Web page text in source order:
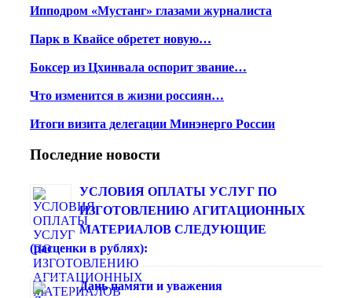
Ипподром «Мустанг» глазами журналиста
Парк в Квайсе обретет новую…
Боксер из Цхинвала оспорит звание…
Что изменится в жизни россиян…
Итоги визита делегации Минэнерго России
Последние новости
УСЛОВИЯ ОПЛАТЫ УСЛУГ ПО
ИЗГОТОВЛЕНИЮ АГИТАЦИОННЫХ
МАТЕРИАЛОВ СЛЕДУЮЩИЕ
(расценки в рублях):
Дань памяти и уважения